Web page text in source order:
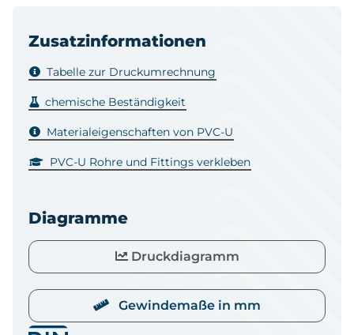
Zusatzinformationen
Tabelle zur Druckumrechnung
chemische Beständigkeit
Materialeigenschaften von PVC-U
PVC-U Rohre und Fittings verkleben
Diagramme
Druckdiagramm
Gewindemaße in mm